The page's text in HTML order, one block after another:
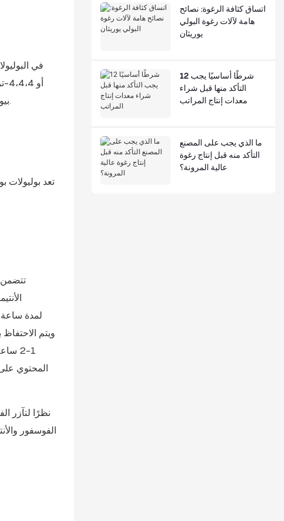
بيوتان كمونومرات. تتفاعل هذه تحت محفز حمض لويس من خلال بلمرة فتح الحلقة لإنتاج بوليول بوليول يحتوي على الكلور أو البروم.
1-2
المحتوي على
الفوسفور
اتساق كثافة الرغوة: نصائح
هامة لآلات رغوة البولي
يوريثان
12 شرطًا أساسيًا يجب
التأكد منها قبل شراء
معدات إنتاج المراتب
ما الذي يجب على المصنع
التأكد منه قبل إنتاج رغوة
عالية المرونة؟